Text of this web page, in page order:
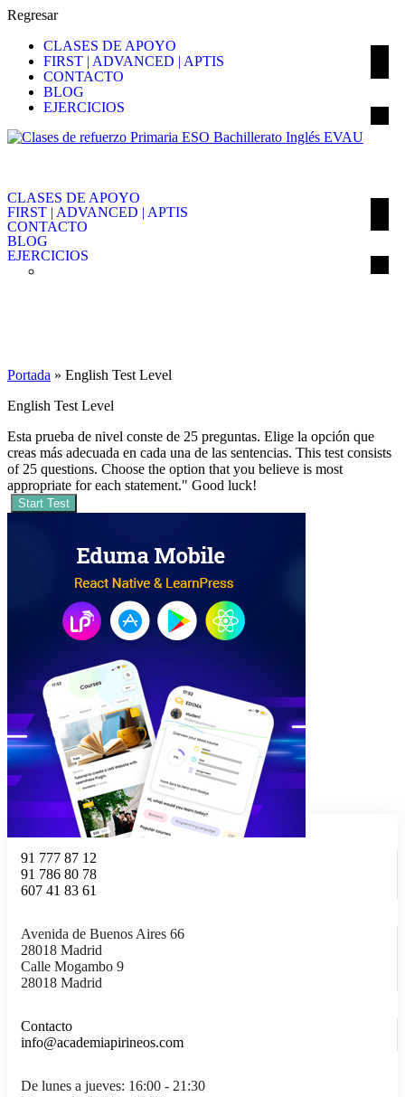
Regresar
CLASES DE APOYO
FIRST | ADVANCED | APTIS
CONTACTO
BLOG
EJERCICIOS
CLASES DE APOYO
FIRST | ADVANCED | APTIS
CONTACTO
BLOG
EJERCICIOS
Portada » English Test Level
English Test Level
Esta prueba de nivel conste de 25 preguntas. Elige la opción que
creas más adecuada en cada una de las sentencias. This test consists
of 25 questions. Choose the option that you believe is most
appropriate for each statement." Good luck!
Start Test
91 777 87 12
91 786 80 78
607 41 83 61
Avenida de Buenos Aires 66
28018 Madrid
Calle Mogambo 9
28018 Madrid
Contacto
info@academiapirineos.com
De lunes a jueves: 16:00 - 21:30